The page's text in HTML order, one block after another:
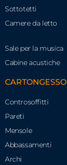
Sottotetti
Camere da letto
Sale per la musica
Cabine acustiche
CARTONGESSO
Controsoffitti
Pareti
Mensole
Abbassamenti
Archi